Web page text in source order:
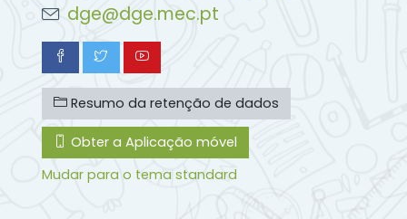
dge@dge.mec.pt
Resumo da retenção de dados
Obter a Aplicação móvel
Mudar para o tema standard